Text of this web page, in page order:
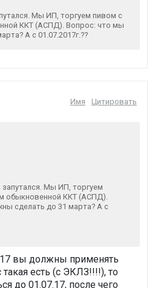
Мы ИП, торгуем пивом с
ККТ (АСПД). Вопрос: что мы
А с 01.07.2017г.??
Имя Цитировать
Мы ИП, торгуем
обыкновенной ККТ (АСПД).
сделать до 31 марта? А с
вы должны применять
такая есть (с ЭКЛЗ!!!!), то
до 01.07.17, после чего